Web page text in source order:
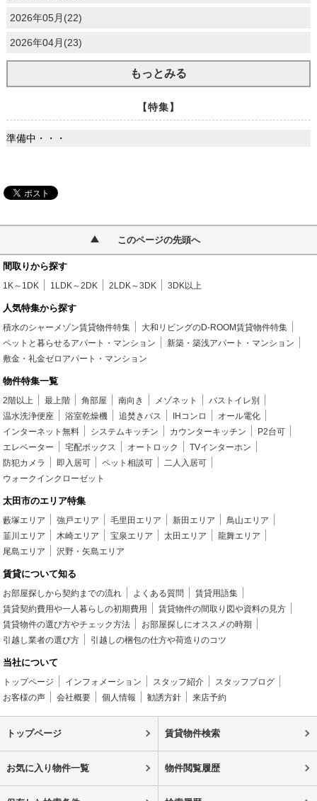
2026年05月(22)
2026年04月(23)
もっとみる
【特集】
準備中・・・
このページの先頭へ
間取りから探す
1K～1DK 1LDK～2DK 2LDK～3DK 3DK以上
人気特集から探す
積水のシャーメゾン賃貸物件特集
大和リビングのD-ROOM賃貸物件特集
ペットと暮らせるアパート・マンション
新築・築浅アパート・マンション
敷金・礼金ゼロアパート・マンション
物件特集一覧
2階以上 最上階 角部屋 南向き メゾネット
バストイレ別
温水洗浄便座
浴室乾燥機 追焚きバス IHコンロ
オール電化
インターネット無料
システムキッチン カウンターキッチン
P2台可
エレベーター
宅配ボックス オートロック
TVインターホン
防犯カメラ
即入居可 ペット相談可
二人入居可
ウォークインクローゼット
太田市のエリア特集
藪塚エリア 強戸エリア 毛里田エリア 新田エリア
鳥山エリア
韮川エリア
木崎エリア 宝泉エリア 太田エリア
龍舞エリア
尾島エリア
沢野・矢島エリア
賃貸について知る
お部屋探しから契約までの流れ よくある質問
賃貸用語集
賃貸契約費用や一人暮らしの初期費用
賃貸物件の間取り図や資料の見方
賃貸物件の選び方やチェック方法
お部屋探しにオススメの時期
引越し業者の選び方
引越しの梱包の仕方や荷造りのコツ
当社について
トップページ インフォメーション スタッフ紹介
スタッフブログ
お客様の声
会社概要 個人情報 勧誘方針 来店予約
トップページ 賃貸物件検索
お気に入り物件一覧 物件閲覧履歴